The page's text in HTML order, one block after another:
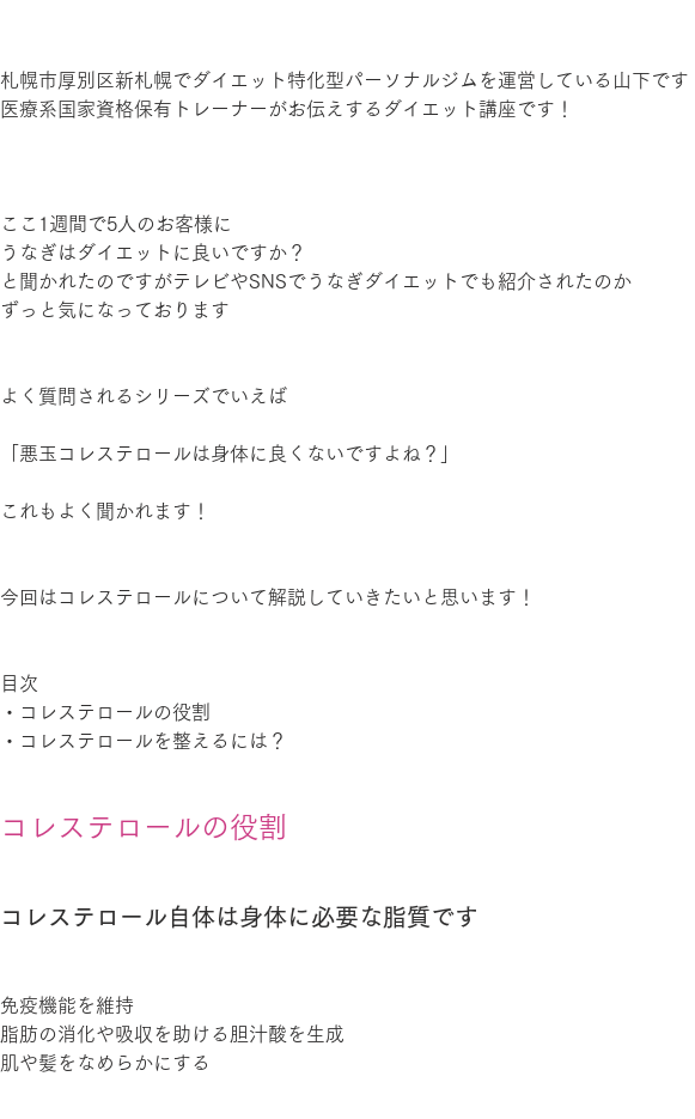
札幌市厚別区新札幌でダイエット特化型パーソナルジムを運営している山下です
医療系国家資格保有トレーナーがお伝えするダイエット講座です！
ここ1週間で5人のお客様に
うなぎはダイエットに良いですか？
と聞かれたのですがテレビやSNSでうなぎダイエットでも紹介されたのか
ずっと気になっております
よく質問されるシリーズでいえば
「悪玉コレステロールは身体に良くないですよね？」
これもよく聞かれます！
今回はコレステロールについて解説していきたいと思います！
目次
・コレステロールの役割
・コレステロールを整えるには？
コレステロールの役割
コレステロール自体は身体に必要な脂質です
免疫機能を維持
脂肪の消化や吸収を助ける胆汁酸を生成
肌や髪をなめらかにする